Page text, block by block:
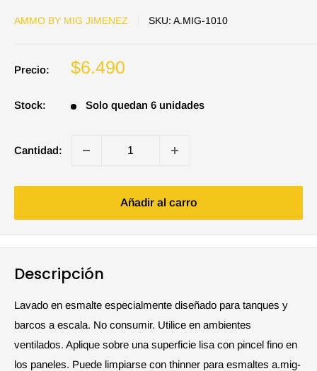
AMMO BY MIG JIMENEZ SKU: A.MIG-1010
Precio:
Precio
venta
$6.490
Stock: Solo quedan 6 unidades
Cantidad:
Añadir al carro
Descripción
Lavado en esmalte especialmente diseñado para tanques y
barcos a escala. No consumir. Utilice en ambientes
ventilados. Aplique sobre una superficie lisa con pincel fino en
los paneles. Puede limpiarse con thinner para esmaltes a.mig-